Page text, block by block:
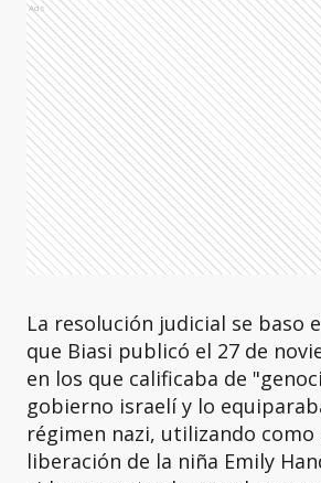
Ads
La resolución judicial se baso
que Biasi publicó el 27 de
en los que calificaba de
gobierno israelí y lo
régimen nazi, utilizando
liberación de la niña Emily